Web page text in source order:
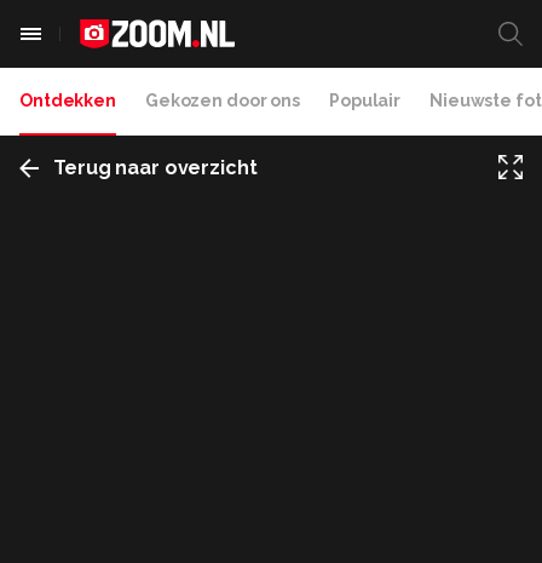
Ontdekken Gekozen door ons Populair Nieuwste
Terug naar overzicht